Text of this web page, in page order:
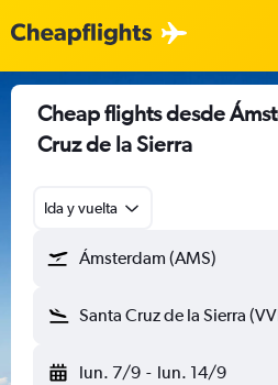
Cheap flights desde
Cruz de la Sierra
Ida y vuelta
Ámsterdam (AMS)
Santa Cruz de la Sierra
lun. 7/9 - lun. 14/9